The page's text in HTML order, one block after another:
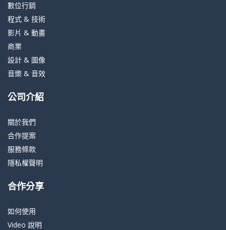
數位行銷
程式 & 技術
影片 & 動畫
商業
設計 & 圖像
音樂 & 音效
公司介紹
關於我們
合作提案
服務條款
隱私權聲明
合作分享
如何使用
Video 說明